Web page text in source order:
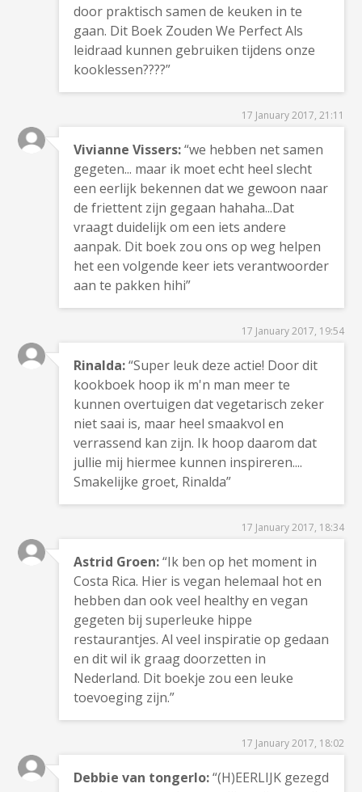
door praktisch samen de keuken in te
gaan. Dit Boek Zouden We Perfect Als
leidraad kunnen gebruiken tijdens onze
kooklessen????”
17 January 2017, 21:11
Vivianne Vissers:“we hebben net samen
gegeten... maar ik moet echt heel slecht
een eerlijk bekennen dat we gewoon naar
de friettent zijn gegaan hahaha...Dat
vraagt duidelijk om een iets andere
aanpak. Dit boek zou ons op weg helpen
het een volgende keer iets verantwoorder
aan te pakken hihi”
17 January 2017, 19:54
Rinalda:“Super leuk deze actie! Door dit
kookboek hoop ik m'n man meer te
kunnen overtuigen dat vegetarisch zeker
niet saai is, maar heel smaakvol en
verrassend kan zijn. Ik hoop daarom dat
jullie mij hiermee kunnen inspireren....
Smakelijke groet, Rinalda”
17 January 2017, 18:34
Astrid Groen:“Ik ben op het moment in
Costa Rica. Hier is vegan helemaal hot en
hebben dan ook veel healthy en vegan
gegeten bij superleuke hippe
restaurantjes. Al veel inspiratie op gedaan
en dit wil ik graag doorzetten in
Nederland. Dit boekje zou een leuke
toevoeging zijn.”
17 January 2017, 18:02
Debbie van tongerlo:“(H)EERLIJK gezegd